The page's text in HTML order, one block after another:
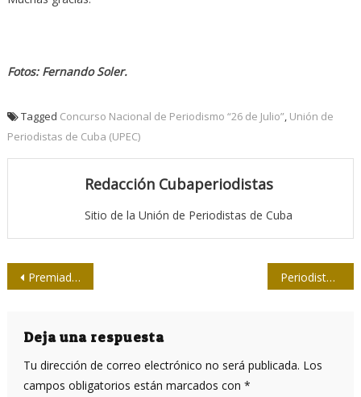
Fotos: Fernando Soler.
Tagged Concurso Nacional de Periodismo “26 de Julio”, Unión de
Periodistas de Cuba (UPEC)
Redacción Cubaperiodistas
Sitio de la Unión de Periodistas de Cuba
Navegación
entradas
Premiados del Concurso 26 de Julio 2025 en La Habana Periodistas cubanos en el planeta China
Deja una respuesta
Tu dirección de correo electrónico no será publicada. Los
campos obligatorios están marcados con *